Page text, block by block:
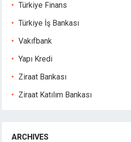
Türkiye Finans
Türkiye İş Bankası
Vakıfbank
Yapı Kredi
Ziraat Bankası
Ziraat Katılım Bankası
ARCHIVES